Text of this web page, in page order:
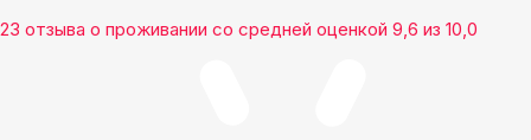
23 отзыва о проживании со средней оценкой 9,6 из 10,0